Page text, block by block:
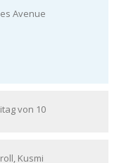
Avenue
von 10
Kusmi